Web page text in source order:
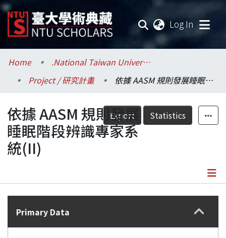
Log In
Communities & Collections
Research Outputs
Fundings & Projects
Researchers
Statistics
Home
.National Taiwan University / 國立臺灣大學
Project / 研究計畫
依據 AASM 規則發展睡眠階段辨識專家系統(II)
Export Statistics
依據 AASM 規則發展
睡眠階段辨識專家系
統(II)
Details
Primary Data